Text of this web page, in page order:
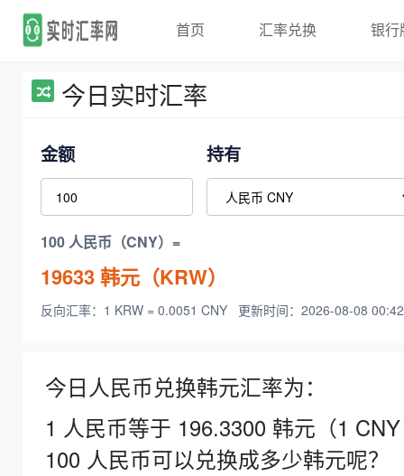
首页 汇率兑换 银行
今日实时汇率
金额 持有
100 人民币（CNY）=
19633韩元（KRW）
反向汇率：1 KRW = 0.0051 CNY 更新时间：2026-08-08
今日人民币兑换韩元汇率为：
1 人民币等于 196.3300 韩元（1
100 人民币可以兑换成多少韩元呢？